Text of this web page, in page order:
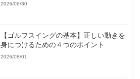
2026/06/30
【ゴルフスイングの基本】正しい動きを
身につけるための４つのポイント
2026/08/01